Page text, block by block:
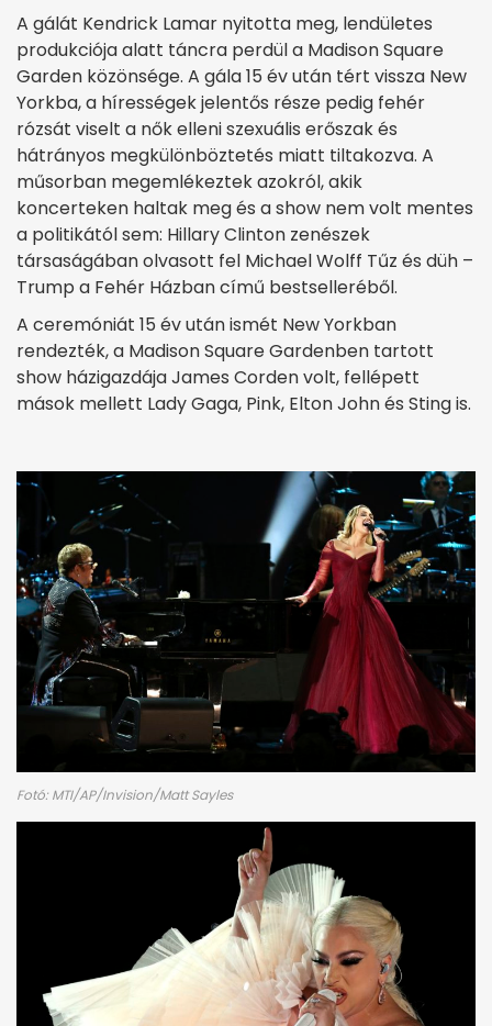
A gálát Kendrick Lamar nyitotta meg, lendületes
produkciója alatt táncra perdül a Madison Square
Garden közönsége. A gála 15 év után tért vissza New
Yorkba, a hírességek jelentős része pedig fehér
rózsát viselt a nők elleni szexuális erőszak és
hátrányos megkülönböztetés miatt tiltakozva. A
műsorban megemlékeztek azokról, akik
koncerteken haltak meg és a show nem volt mentes
a politikától sem: Hillary Clinton zenészek
társaságában olvasott fel Michael Wolff Tűz és düh –
Trump a Fehér Házban című bestselleréből.
A ceremóniát 15 év után ismét New Yorkban
rendezték, a Madison Square Gardenben tartott
show házigazdája James Corden volt, fellépett
mások mellett Lady Gaga, Pink, Elton John és Sting is.
Fotó: MTI/AP/Invision/Matt Sayles